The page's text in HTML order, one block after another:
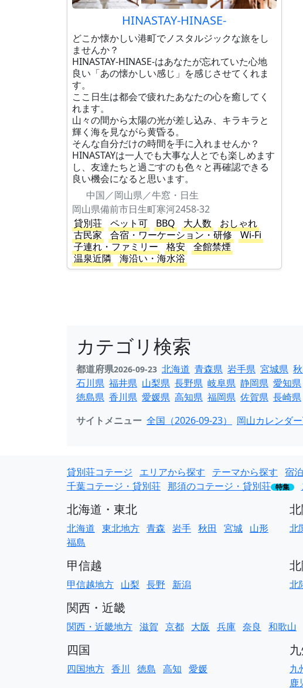
HINASTAY-HINASE-
どこか懐かしい港町でノスタルジックな旅をし
ませんか？
HINASTAY-HINASE-はあなたが忘れていた心地
良い「あの懐かしい感じ」を感じさせてくれま
す。
ここ日生は都会で疲れたあなたの心を癒してく
れます。
山々の間から太陽の光が差し込み、キラキラと
輝く海を見ながら黄昏る。
そんな自分だけの時間を手に入れませんか？
HINASTAYは一人でも大事な人とでも楽しめます
し、友達たちと過ごすのも色々と再確認できる
良い機会になると思います。
中国／岡山県／牛窓・日生
岡山県備前市日生町寒河2458-32
貸別荘
ペット可 BBQ 大人数
おしゃれ
古民家
合宿・ワーケーション・研修
Wi-Fi
子連れ・ファミリー
格安
全館禁煙
温泉近隣
海沿い・海水浴
カテゴリ検索
都道府県2026-09-23 北海道 青森県 岩手県 宮城県
石川県 福井県 山梨県 長野県 岐阜県 静岡県 愛知県
徳島県 香川県 愛媛県 高知県 福岡県 佐賀県 長崎県
サイトメニュー 全国（2026-09-23） 岡山カレンダ
貸別荘コテージ エリアから探す テーマから探す 宿
千葉コテージ・貸別荘 那須のコテージ・貸別荘 特集
北海道・東北
北海道 東北地方 青森 岩手 秋田 宮城 山形
福島
北
甲信越
甲信越地方 山梨 長野 新潟 北
関西・近畿
関西・近畿地方 滋賀 京都 大阪 兵庫 奈良 和歌山
四国
四国地方 香川 徳島 高知 愛媛 九
鹿